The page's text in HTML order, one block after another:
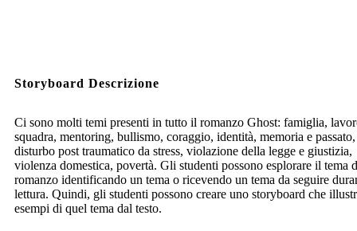
Storyboard Descrizione
Ci sono molti temi presenti in tutto il romanzo Ghost: famiglia,
squadra, mentoring, bullismo, coraggio, identità, memoria e passato,
disturbo post traumatico da stress, violazione della legge e giustizia,
violenza domestica, povertà. Gli studenti possono esplorare il tema
romanzo identificando un tema o ricevendo un tema da seguire
lettura. Quindi, gli studenti possono creare uno storyboard che
esempi di quel tema dal testo.